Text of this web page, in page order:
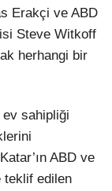
Erakçi ve ABD
Steve Witkoff
herhangi bir
ev sahipliği
ABD ve
teklif edilen